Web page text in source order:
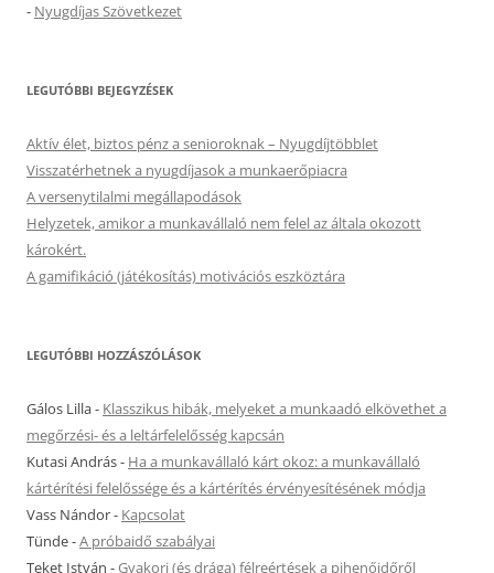
- Nyugdíjas Szövetkezet
LEGUTÓBBI BEJEGYZÉSEK
Aktív élet, biztos pénz a senioroknak – Nyugdíjtöbblet
Visszatérhetnek a nyugdíjasok a munkaerőpiacra
A versenytilalmi megállapodások
Helyzetek, amikor a munkavállaló nem felel az általa okozott
károkért.
A gamifikáció (játékosítás) motivációs eszköztára
LEGUTÓBBI HOZZÁSZÓLÁSOK
Gálos Lilla- Klasszikus hibák, melyeket a munkaadó elkövethet a
megőrzési- és a leltárfelelősség kapcsán
Kutasi András- Ha a munkavállaló kárt okoz: a munkavállaló
kártérítési felelőssége és a kártérítés érvényesítésének módja
Vass Nándor- Kapcsolat
Tünde-A próbaidő szabályai
Teket István -Gyakori (és drága) félreértések a pihenőidőről